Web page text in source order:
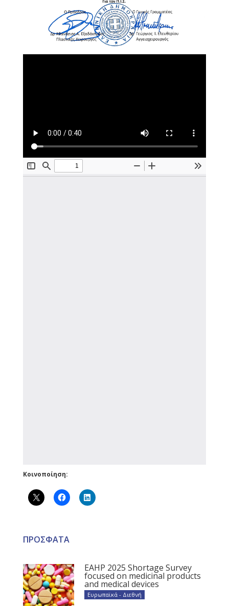
Κοινοποίηση:
ΠΡΟΣΦΑΤΑ
EAHP 2025 Shortage Survey
focused on medicinal products
and medical devices
Ευρωπαϊκά - Διεθνή